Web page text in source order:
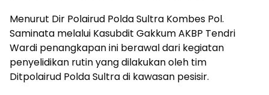
Menurut Dir Polairud Polda Sultra Kombes Pol.
Saminata melalui Kasubdit Gakkum AKBP Tendri
Wardi penangkapan ini berawal dari kegiatan
penyelidikan rutin yang dilakukan oleh tim
Ditpolairud Polda Sultra di kawasan pesisir.